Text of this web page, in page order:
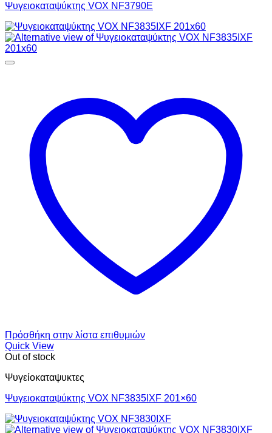
Ψυγειοκαταψύκτης VOX NF3790E
Πρόσθήκη στην λίστα επιθυμιών
Quick View
Out of stock
Ψυγείοκαταψυκτες
Ψυγειοκαταψύκτης VOX NF3835IXF 201×60